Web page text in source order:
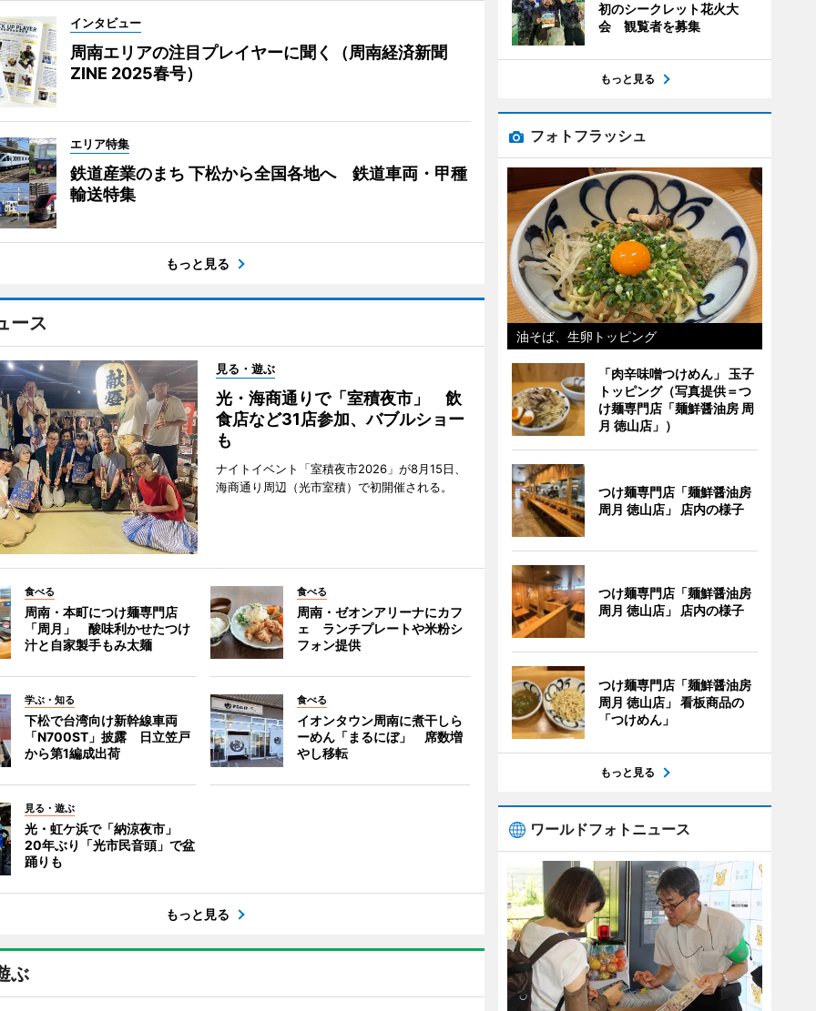
インタビュー
周南エリアの注目プレイヤーに聞く（周南経済新聞
ZINE 2025春号）
エリア特集
鉄道産業のまち 下松から全国各地へ 鉄道車両・甲種
輸送特集
もっと見る
ース
見る・遊ぶ
光・海商通りで「室積夜市」 飲
食店など31店参加、バブルショー
も
ナイトイベント「室積夜市2026」が8月15日、
海商通り周辺（光市室積）で初開催される。
食べる
周南・本町につけ麺専門店
「周月」 酸味利かせたつけ
汁と自家製手もみ太麺
食べる
周南・ゼオンアリーナにカフ
ェ ランチプレートや米粉シ
フォン提供
学ぶ・知る
下松で台湾向け新幹線車両
「N700ST」披露 日立笠戸
から第1編成出荷
食べる
イオンタウン周南に煮干しら
ーめん「まるにぼ」 席数増
やし移転
見る・遊ぶ
光・虹ケ浜で「納涼夜市」
20年ぶり「光市民音頭」で盆
踊りも
もっと見る
ぶ
初のシークレット花火大
会 観覧者を募集
もっと見る
フォトフラッシュ
油そば、生卵トッピング
「肉辛味噌つけめん」 玉子
トッピング（写真提供＝つ
け麺専門店「麺鮮醤油房 周
月 徳山店」）
つけ麺専門店「麺鮮醤油房
周月 徳山店」 店内の様子
つけ麺専門店「麺鮮醤油房
周月 徳山店」 店内の様子
つけ麺専門店「麺鮮醤油房
周月 徳山店」 看板商品の
「つけめん」
もっと見る
ワールドフォトニュース